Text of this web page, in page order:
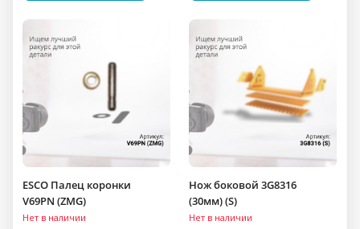
ESCO Палец коронки
V69PN (ZMG)
Нет в наличии
Нож боковой 3G8316
(30мм) (S)
Нет в наличии